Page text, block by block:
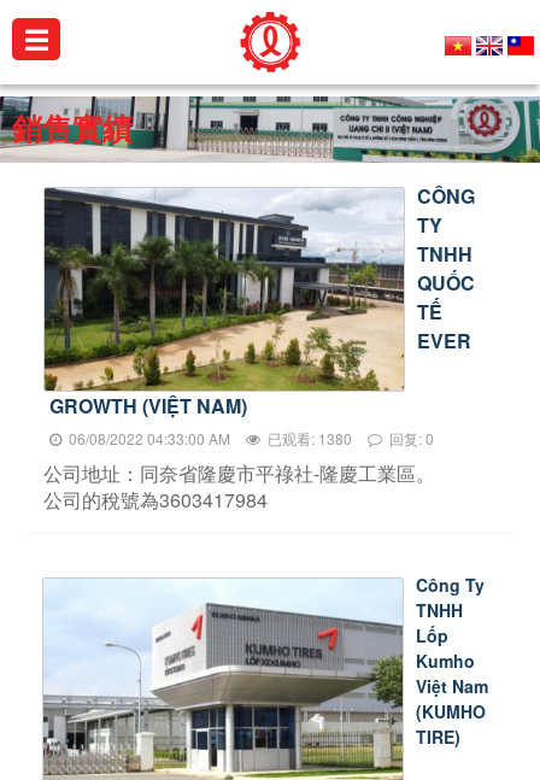
公
司
簡
介
產
品
介
紹
銷
售
實
績
司
證
書
目
☰
銷售實績
CÔNG
TY
TNHH
QUỐC
TẾ
EVER
GROWTH (VIỆT NAM)
06/08/2022 04:33:00 AM 已观看: 1380 回复: 0
公司地址：同奈省隆慶市平祿社-隆慶工業區。
公司的稅號為3603417984
Công Ty
TNHH
Lốp
Kumho
Việt Nam
(KUMHO
TIRE)